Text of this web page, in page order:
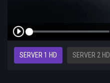
SERVER 1 HD SERVER 2 HD